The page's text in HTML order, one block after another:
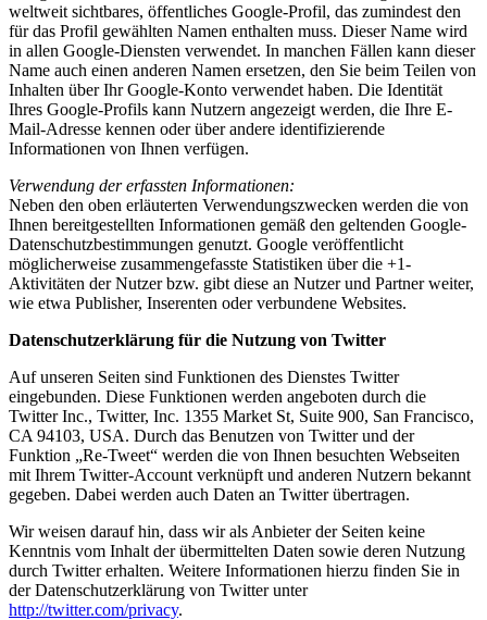
weltweit sichtbares, öffentliches Google-Profil, das zumindest den
für das Profil gewählten Namen enthalten muss. Dieser Name wird
in allen Google-Diensten verwendet. In manchen Fällen kann dieser
Name auch einen anderen Namen ersetzen, den Sie beim Teilen von
Inhalten über Ihr Google-Konto verwendet haben. Die Identität
Ihres Google-Profils kann Nutzern angezeigt werden, die Ihre E-
Mail-Adresse kennen oder über andere identifizierende
Informationen von Ihnen verfügen.
Verwendung der erfassten Informationen:
Neben den oben erläuterten Verwendungszwecken werden die von
Ihnen bereitgestellten Informationen gemäß den geltenden Google-
Datenschutzbestimmungen genutzt. Google veröffentlicht
möglicherweise zusammengefasste Statistiken über die +1-
Aktivitäten der Nutzer bzw. gibt diese an Nutzer und Partner weiter,
wie etwa Publisher, Inserenten oder verbundene Websites.
Datenschutzerklärung für die Nutzung von Twitter
Auf unseren Seiten sind Funktionen des Dienstes Twitter
eingebunden. Diese Funktionen werden angeboten durch die
Twitter Inc., Twitter, Inc. 1355 Market St, Suite 900, San Francisco,
CA 94103, USA. Durch das Benutzen von Twitter und der
Funktion „Re-Tweet“ werden die von Ihnen besuchten Webseiten
mit Ihrem Twitter-Account verknüpft und anderen Nutzern bekannt
gegeben. Dabei werden auch Daten an Twitter übertragen.
Wir weisen darauf hin, dass wir als Anbieter der Seiten keine
Kenntnis vom Inhalt der übermittelten Daten sowie deren Nutzung
durch Twitter erhalten. Weitere Informationen hierzu finden Sie in
der Datenschutzerklärung von Twitter unter
http://twitter.com/privacy.